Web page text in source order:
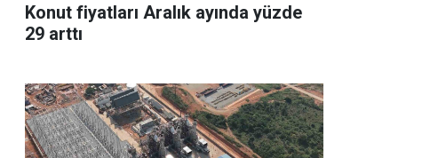
Konut fiyatları Aralık ayında yüzde
29 arttı